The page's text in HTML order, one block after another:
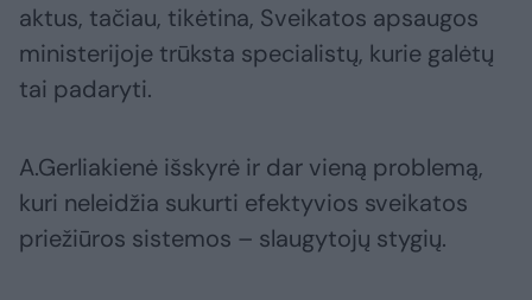
aktus, tačiau, tikėtina, Sveikatos apsaugos
ministerijoje trūksta specialistų, kurie galėtų
tai padaryti.
A.Gerliakienė išskyrė ir dar vieną problemą,
kuri neleidžia sukurti efektyvios sveikatos
priežiūros sistemos – slaugytojų stygių.